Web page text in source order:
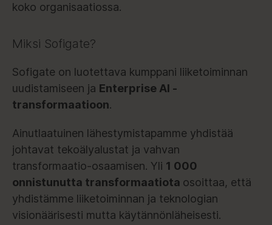
koko organisaatiossa.
Miksi Sofigate?
Sofigate on luotettava kumppani liiketoiminnan
uudistamiseen ja Enterprise AI -
transformaatioon.
Ainutlaatuinen lähestymistapamme yhdistää
johtavat tekoälyalustat ja vahvan
transformaatio-osaamisen. Yli 1 000
onnistunutta transformaatiota osoittaa, että
yhdistämme liiketoiminnan ja teknologian
visionäärisesti mutta käytännönläheisesti.